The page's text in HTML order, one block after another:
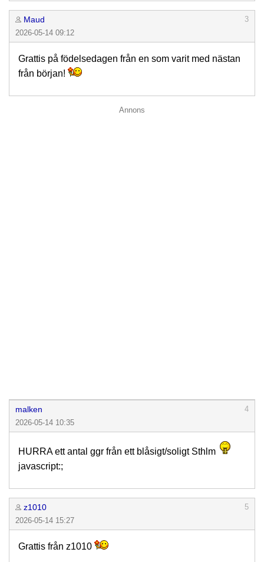
Maud
3
2026-05-14 09:12
Grattis på födelsedagen från en som varit med nästan
från början!
Annons
malken
4
2026-05-14 10:35
HURRA ett antal ggr från ett blåsigt/soligt Sthlm
javascript:;
z1010
5
2026-05-14 15:27
Grattis från z1010